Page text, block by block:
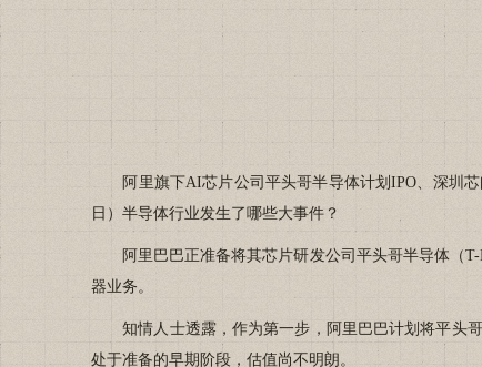
阿里旗下AI芯片公司平头哥半导体计划IPO、深圳芯
日）半导体行业发生了哪些大事件？
阿里巴巴正准备将其芯片研发公司平头哥半导体（T-
器业务。
知情人士透露，作为第一步，阿里巴巴计划将平头哥
处于准备的早期阶段，估值尚不明朗。